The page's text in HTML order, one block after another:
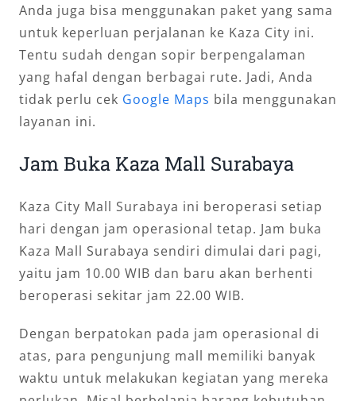
Anda juga bisa menggunakan paket yang sama
untuk keperluan perjalanan ke Kaza City ini.
Tentu sudah dengan sopir berpengalaman
yang hafal dengan berbagai rute. Jadi, Anda
tidak perlu cek Google Maps bila menggunakan
layanan ini.
Jam Buka Kaza Mall Surabaya
Kaza City Mall Surabaya ini beroperasi setiap
hari dengan jam operasional tetap. Jam buka
Kaza Mall Surabaya sendiri dimulai dari pagi,
yaitu jam 10.00 WIB dan baru akan berhenti
beroperasi sekitar jam 22.00 WIB.
Dengan berpatokan pada jam operasional di
atas, para pengunjung mall memiliki banyak
waktu untuk melakukan kegiatan yang mereka